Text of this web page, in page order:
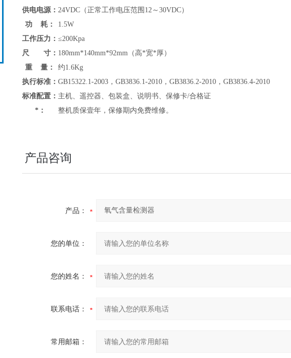
供电电源： 24VDC（正常工作电压范围12～30VDC）
功 耗：
1.5W
工作压力： ≤200Kpa
尺 寸： 180mm*140mm*92mm（高*宽*厚）
重 量：
约1.6Kg
执行标准： GB15322.1-2003，GB3836.1-2010，GB3836.2-2010，GB3836.4-2010
标准配置： 主机、遥控器、包装盒、说明书、保修卡/合格证
*：
整机质保壹年，保修期内免费维修。
产品咨询
产品：
您的单位：
您的姓名：
联系电话：
常用邮箱：